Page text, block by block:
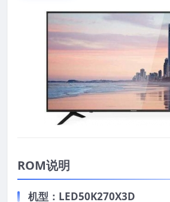
ROM说明
机型：LED50K270X3D